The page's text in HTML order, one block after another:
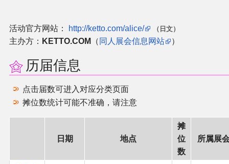
活动官方网站： http://ketto.com/alice/ （日文）
主办方： KETTO.COM （ 同人展会信息网站 ）
历届信息
点击届数可进入对应分类页面
摊位数统计可能不准确，请注意
日期 地点
摊
位
数
所属展
展会及活动导航
展会作品列表
商业二次创作